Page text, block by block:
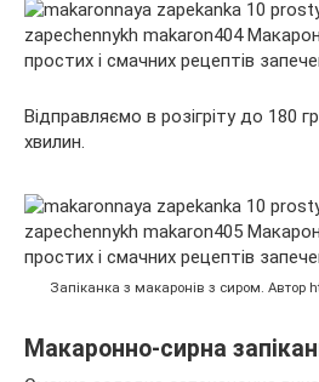
Відправляємо в розігріту до 180
хвилин.
Запіканка з макаронів з сиром. Автор
Макаронно-сирна